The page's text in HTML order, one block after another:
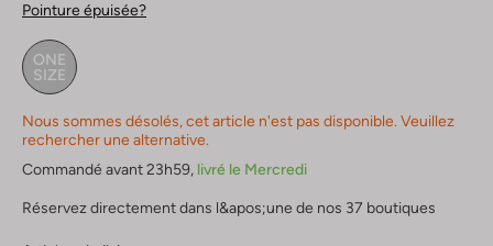
Pointure épuisée?
ONE
SIZE
Nous sommes désolés, cet article n'est pas disponible. Veuillez
rechercher une alternative.
Commandé avant 23h59, livré le Mercredi
Réservez directement dans l&apos;une de nos 37 boutiques